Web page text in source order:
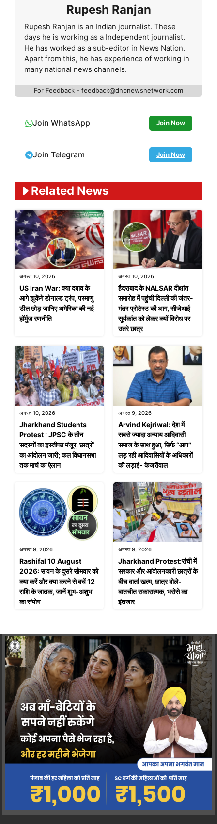
Rupesh Ranjan
Rupesh Ranjan is an Indian journalist. These
days he is working as a Independent journalist.
He has worked as a sub-editor in News Nation.
Apart from this, he has experience of working in
many national news channels.
For Feedback - feedback@dnpnewsnetwork.com
Join WhatsApp Join Now
Join Telegram Join Now
Related News
अगस्त 10, 2026
US Iran War: क्या दबाव के
आगे झुकेंगे डोनाल्ड ट्रंप, परमाणु
डील छोड़ जानिए अमेरिका की नई
हॉर्मुज रणनीति
अगस्त 10, 2026
हैदराबाद के NALSAR दीक्षांत
समारोह में पहुंची दिल्ली की जंतर-
मंतर प्रोटेस्ट की आग, सीजेआई
सूर्यकांत को लेकर क्यों विरोध पर
उतरे छात्र
अगस्त 10, 2026
Jharkhand Students
Protest : JPSC के तीन
सदस्यों का इस्तीफा मंजूर, छात्रों
का आंदोलन जारी; कल विधानसभा
तक मार्च का ऐलान
अगस्त 9, 2026
Arvind Kejriwal: देश में
सबसे ज्यादा अन्याय आदिवासी
समाज के साथ हुआ, सिर्फ ‘‘आप’’
लड़ रही आदिवासियों के अधिकारों
की लड़ाई- केजरीवाल
अगस्त 9, 2026
Rashifal 10 August
2026: सावन के दूसरे सोमवार को
क्या करें और क्या करने से बचें 12
राशि के जातक, जानें शुभ-अशुभ
का संयोग
अगस्त 9, 2026
Jharkhand Protest:रांची में
सरकार और आंदोलनकारी छात्रों के
बीच वार्ता खत्म, छात्र बोले-
बातचीत सकारात्मक, भरोसे का
इंतजार